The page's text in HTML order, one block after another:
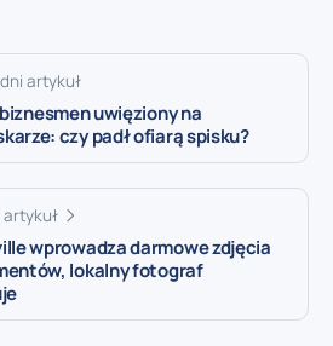
artykuł
uwięziony na
czy padł ofiarą spisku?
wprowadza darmowe zdjęcia
lokalny fotograf